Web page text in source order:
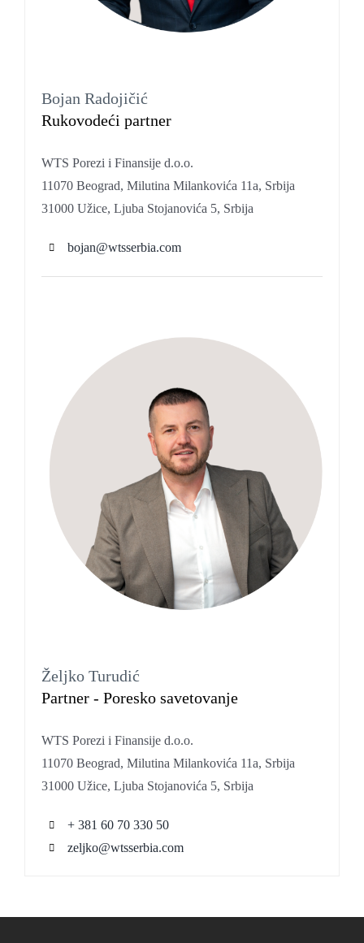
Bojan Radojičić
Rukovodeći partner
WTS Porezi i Finansije d.o.o.
11070 Beograd, Milutina Milankovića 11a, Srbija
31000 Užice, Ljuba Stojanovića 5, Srbija
bojan@wtsserbia.com
Željko Turudić
Partner - Poresko savetovanje
WTS Porezi i Finansije d.o.o.
11070 Beograd, Milutina Milankovića 11a, Srbija
31000 Užice, Ljuba Stojanovića 5, Srbija
+ 381 60 70 330 50
zeljko@wtsserbia.com